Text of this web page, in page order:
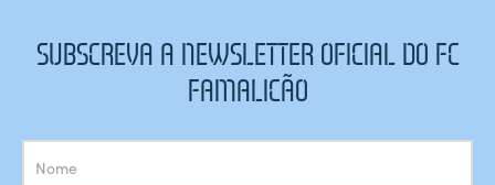
SUBSCREVA A NEWSLETTER OFICIAL DO FC
FAMALICÃO
Subscrição